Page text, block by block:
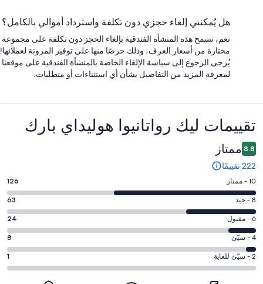
هل يُمكنني إلغاء حجزي دون تكلفة واسترداد أموالي بالكامل؟
نعم، تسمح هذه المنشأة الفندقية بإلغاء الحجز دون تكلفة على مجموعة
مختارة من أسعار الغرف، وذلك حرصًا منها على توفير المرونة لعملائها!
يُرجى الرجوع إلى سياسة الإلغاء الخاصة بالمنشأة الفندقية على موقعنا
لمعرفة المزيد من التفاصيل بشأن أي استثناءات أو متطلبات.
التقييمات
تقييمات ⁦ليك رواتانيوا هوليداي بارك ⁩
8.8 ممتاز
222 تقييمًا
درجة
التصنيف
10
-
ممتاز.
126
من
أصل
10 - ممتاز 126
درجة
التصنيف
8
-
جيد.
63
8 - جيد 63
درجة
التصنيف
6
-
مقبول.
6 - مقبول 24
درجة
التصنيف
4
4 - سيّئ 8
درجة
التصنيف
2 - سيّئ للغاية 1